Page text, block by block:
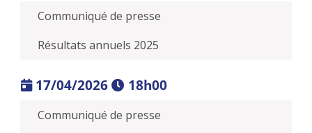
Communiqué de presse
Résultats annuels 2025
17/04/2026 18h00
Communiqué de presse